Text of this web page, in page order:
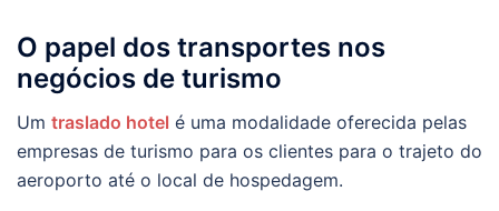
O papel dos transportes nos
negócios de turismo
Um traslado hotel é uma modalidade oferecida pelas
empresas de turismo para os clientes para o trajeto do
aeroporto até o local de hospedagem.